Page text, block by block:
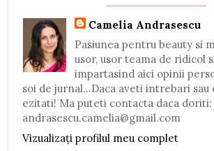
Camelia Andrasescu
Pasiunea pentru beauty si
usor, usor teama de ridicol
impartasind aici opinii
soi de jurnal...Daca aveti intrebari sau
ezitati! Ma puteti contacta daca doriti:
andrasescu.camelia@gmail.com
Vizualizați profilul meu complet